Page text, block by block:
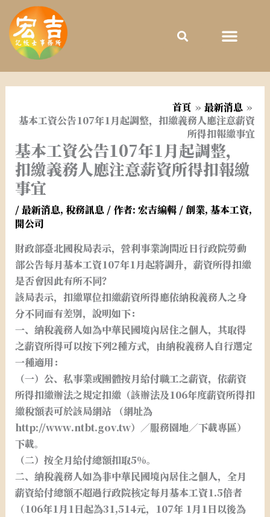
內
容
首頁
最新消息
基本工資公告107年1月起調整，扣繳義務人應注意薪資
所得扣報繳事宜
基本工資公告107年1月起調整，
扣繳義務人應注意薪資所得扣報繳
事宜
/最新消息, 稅務訊息/ 作者: 宏吉編輯 /創業, 基本工資,
開公司
財政部臺北國稅局表示，營利事業詢問近日行政院勞動
部公告每月基本工資107年1月起將調升，薪資所得扣繳
是否會因此有所不同？
該局表示，扣繳單位扣繳薪資所得應依納稅義務人之身
分不同而有差別，說明如下：
一、納稅義務人如為中華民國境內居住之個人，其取得
之薪資所得可以按下列2種方式，由納稅義務人自行選定
一種適用：
（一）公、私事業或團體按月給付職工之薪資，依薪資
所得扣繳辦法之規定扣繳（該辦法及106年度薪資所得扣
繳稅額表可於該局網站 （網址為
http://www.ntbt.gov.tw）／服務園地／下載專區）
下載。
（二）按全月給付總額扣取5%。
二、納稅義務人如為非中華民國境內居住之個人，全月
薪資給付總額不超過行政院核定每月基本工資1.5倍者
（106年1月1日起為31,514元，107年 1月1日以後為